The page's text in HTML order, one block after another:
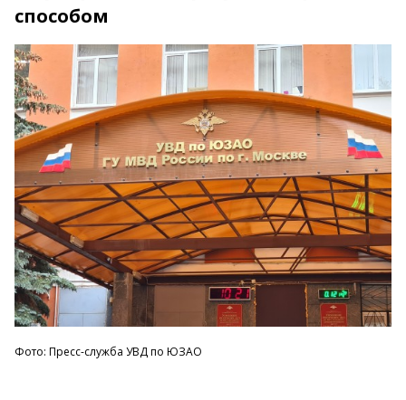
способом
Фото: Пресс-служба УВД по ЮЗАО